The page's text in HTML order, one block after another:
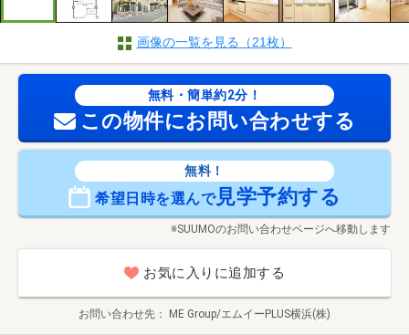
画像の一覧を見る（21枚）
無料・簡単約2分！
この物件にお問い合わせする
無料！
希望日時を選んで見学予約する
※SUUMOのお問い合わせページへ移動します
お気に入りに追加する
お問い合わせ先 ME Group/エムイーPLUS横浜(株)